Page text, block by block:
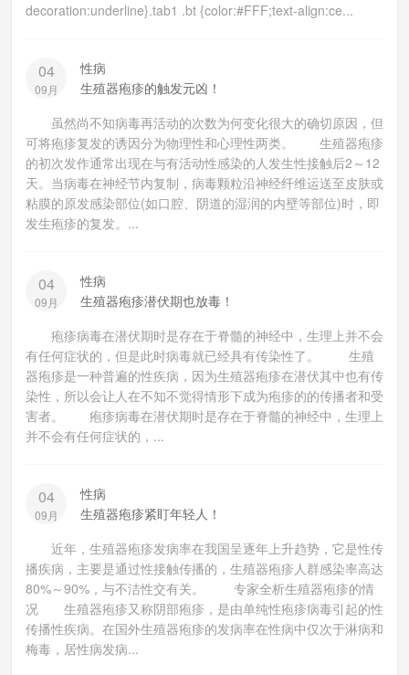
decoration:underline}.tab1 .bt {color:#FFF;text-align:ce...
04
09月
性病
生殖器疱疹的触发元凶！
虽然尚不知病毒再活动的次数为何变化很大的确切原因，但
可将疱疹复发的诱因分为物理性和心理性两类。 生殖器疱疹
的初次发作通常出现在与有活动性感染的人发生性接触后2～12
天。当病毒在神经节内复制，病毒颗粒沿神经纤维运送至皮肤或
粘膜的原发感染部位(如口腔、阴道的湿润的内壁等部位)时，即
发生疱疹的复发。...
04
09月
性病
生殖器疱疹潜伏期也放毒！
疱疹病毒在潜伏期时是存在于脊髓的神经中，生理上并不会
有任何症状的，但是此时病毒就已经具有传染性了。 生殖
器疱疹是一种普遍的性疾病，因为生殖器疱疹在潜伏其中也有传
染性，所以会让人在不知不觉得情形下成为疱疹的的传播者和受
害者。 疱疹病毒在潜伏期时是存在于脊髓的神经中，生理上
并不会有任何症状的，...
04
09月
性病
生殖器疱疹紧盯年轻人！
近年，生殖器疱疹发病率在我国呈逐年上升趋势，它是性传
播疾病，主要是通过性接触传播的，生殖器疱疹人群感染率高达
80%～90%，与不洁性交有关。 专家全析生殖器疱疹的情
况 生殖器疱疹又称阴部疱疹，是由单纯性疱疹病毒引起的性
传播性疾病。在国外生殖器疱疹的发病率在性病中仅次于淋病和
梅毒，居性病发病...